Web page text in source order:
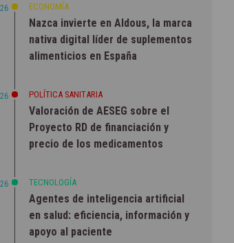
ECONOMÍA
Nazca invierte en Aldous, la marca
nativa digital líder de suplementos
alimenticios en España
POLÍTICA SANITARIA
Valoración de AESEG sobre el
Proyecto RD de financiación y
precio de los medicamentos
TECNOLOGÍA
Agentes de inteligencia artificial
en salud: eficiencia, información y
apoyo al paciente